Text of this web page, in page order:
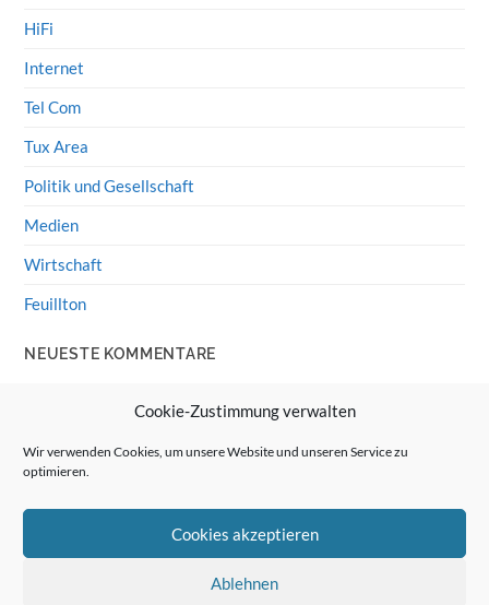
Cookie-Zustimmung verwalten
Wir verwenden Cookies, um unsere Website und unseren Service zu
optimieren.
Cookies akzeptieren
Ablehnen
HiFi
Internet
Tel Com
Tux Area
Politik und Gesellschaft
Medien
Wirtschaft
Feuillton
NEUESTE KOMMENTARE
Wolff von Rechenberg
Linux Mint: Google Drive integrieren
HiFi-Klassiker: Celestion 3